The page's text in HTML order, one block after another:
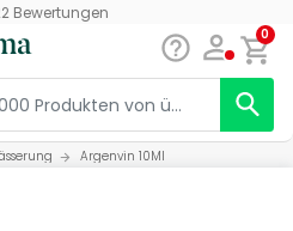
Bewertungen
0
Argenvin 10Ml